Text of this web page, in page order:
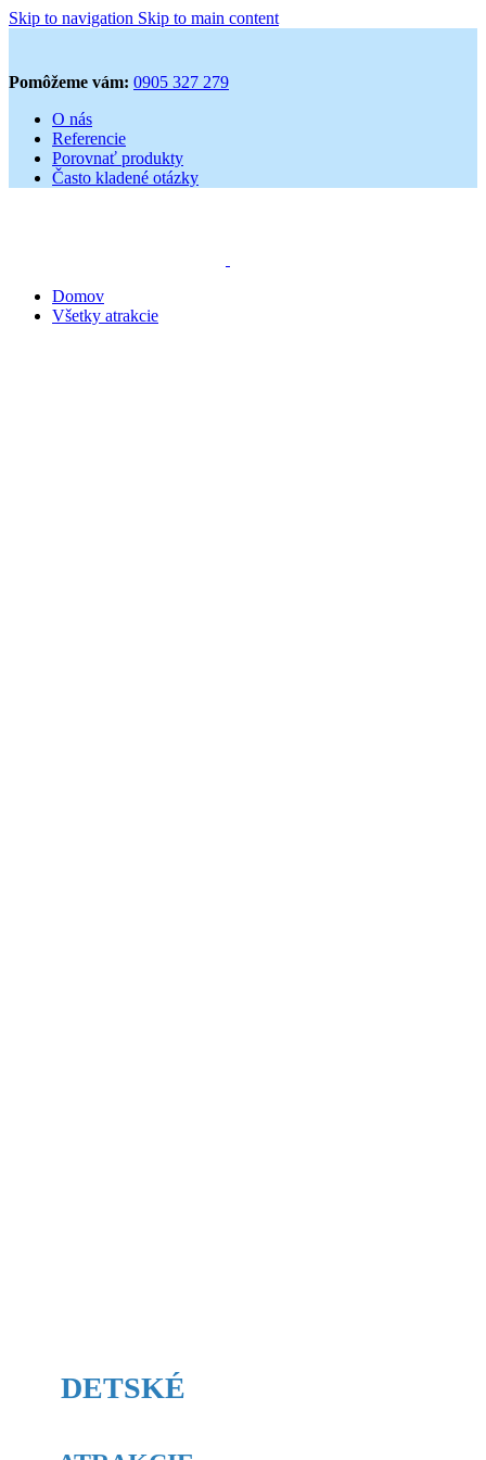
Skip to navigation Skip to main content
Pomôžeme vám: 0905 327 279
O nás
Referencie
Porovnať produkty
Často kladené otázky
Domov
Všetky atrakcie
DETSKÉ